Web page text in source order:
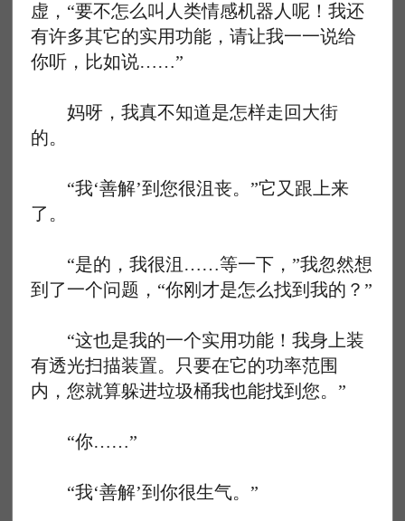
虚，“要不怎么叫人类情感机器人呢！我还
有许多其它的实用功能，请让我一一说给
你听，比如说……”
妈呀，我真不知道是怎样走回大街
的。
“我‘善解’到您很沮丧。”它又跟上来
了。
“是的，我很沮……等一下，”我忽然想
到了一个问题，“你刚才是怎么找到我的？”
“这也是我的一个实用功能！我身上装
有透光扫描装置。只要在它的功率范围
内，您就算躲进垃圾桶我也能找到您。”
“你……”
“我‘善解’到你很生气。”